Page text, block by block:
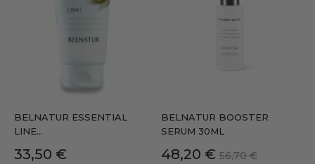
BELNATUR ESSENTIAL
LINE...
Precio
33,50 €
BELNATUR BOOSTER
SERUM 30ML
Precio
48,20 € Precio
56,70 €